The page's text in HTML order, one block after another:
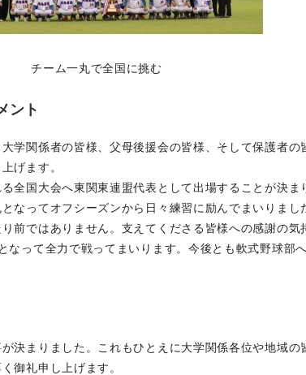
チーム一丸で全国に挑む
ント
学関係者の皆様、父母後援会の皆様、そして保護者の
げます。
全国大会へ東関東連盟代表として出場することが決ま
なってオフシーズンから日々練習に励んでまいりまし
前ではありません。支えてくださる皆様への感謝の気
なって全力で戦ってまいります。今後とも軟式野球部
決まりました。これもひとえに大学関係各位や地域の
御礼申し上げます。